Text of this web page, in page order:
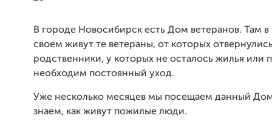
В городе Новосибирск есть Дом ветеранов. Там
своем живут те ветераны, от которых
родственники, у которых не осталось жилья или
необходим постоянный уход.
Уже несколько месяцев мы посещаем данный
знаем, как живут пожилые люди.